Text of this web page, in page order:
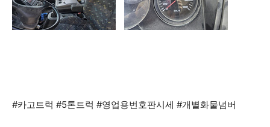
#카고트럭 #5톤트럭 #영업용번호판시세 #개별화물넘버